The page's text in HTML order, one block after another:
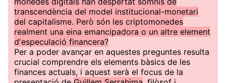
transcendència del model institucional-monetari
del capitalisme. Però són les criptomonedes
realment una eina emancipadora o un altre element
d'especulació financera?
Per a poder avançar en aquestes preguntes resulta
crucial comprendre els elements bàsics de les
finances actuals, i aquest serà el focus de la